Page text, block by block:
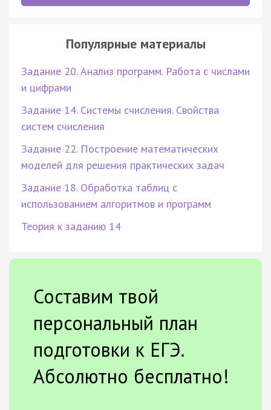
Популярные материалы
Задание 20. Анализ программ. Работа с числами
и цифрами
Задание 14. Системы счисления. Свойства
систем счисления
Задание 22. Построение математических
моделей для решения практических задач
Задание 18. Обработка таблиц с
использованием алгоритмов и программ
Теория к заданию 14
Составим твой
персональный план
подготовки к ЕГЭ.
Абсолютно бесплатно!